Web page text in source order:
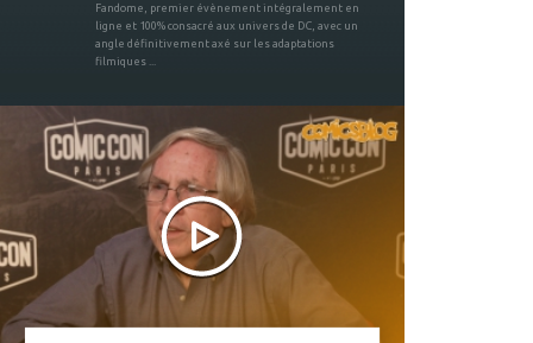
Fandome, premier évènement intégralement en
ligne et 100% consacré aux univers de DC, avec un
angle définitivement axé sur les adaptations
filmiques ...